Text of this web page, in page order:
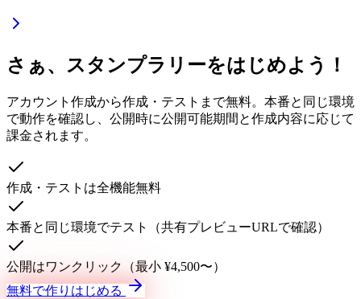
さぁ、スタンプラリーをはじめよう！
アカウント作成から作成・テストまで無料。本番と同じ環境
で動作を確認し、公開時に公開可能期間と作成内容に応じて
課金されます。
作成・テストは全機能無料
本番と同じ環境でテスト（共有プレビューURLで確認）
公開はワンクリック（最小 ¥4,500〜）
無料で作りはじめる